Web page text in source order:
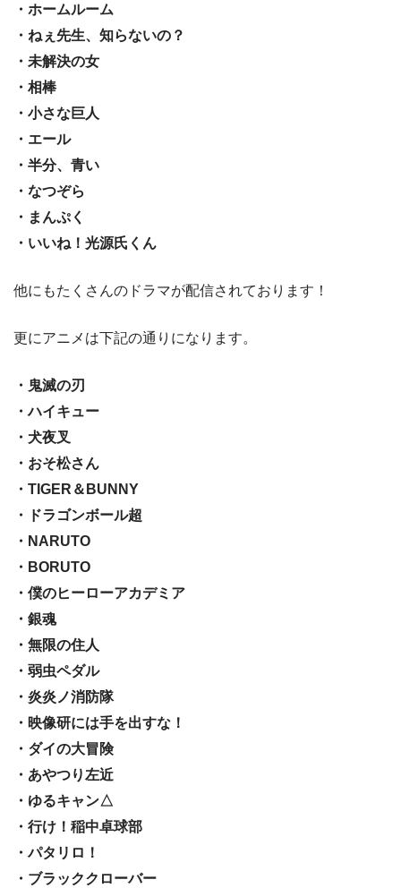
・ホームルーム
・ねぇ先生、知らないの？
・未解決の女
・相棒
・小さな巨人
・エール
・半分、青い
・なつぞら
・まんぷく
・いいね！光源氏くん
他にもたくさんのドラマが配信されております！
更にアニメは下記の通りになります。
・鬼滅の刃
・ハイキュー
・犬夜叉
・おそ松さん
・TIGER＆BUNNY
・ドラゴンボール超
・NARUTO
・BORUTO
・僕のヒーローアカデミア
・銀魂
・無限の住人
・弱虫ペダル
・炎炎ノ消防隊
・映像研には手を出すな！
・ダイの大冒険
・あやつり左近
・ゆるキャン△
・行け！稲中卓球部
・パタリロ！
・ブラッククローバー